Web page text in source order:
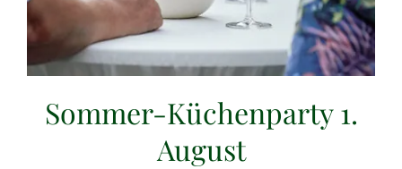
Sommer-Küchenparty 1.
August